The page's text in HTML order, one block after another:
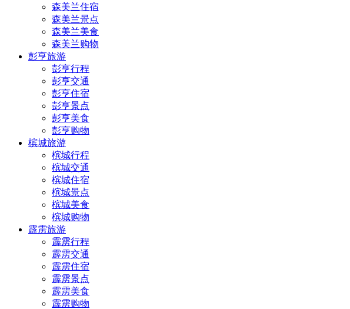
森美兰住宿
森美兰景点
森美兰美食
森美兰购物
彭亨旅游
彭亨行程
彭亨交通
彭亨住宿
彭亨景点
彭亨美食
彭亨购物
槟城旅游
槟城行程
槟城交通
槟城住宿
槟城景点
槟城美食
槟城购物
霹雳旅游
霹雳行程
霹雳交通
霹雳住宿
霹雳景点
霹雳美食
霹雳购物